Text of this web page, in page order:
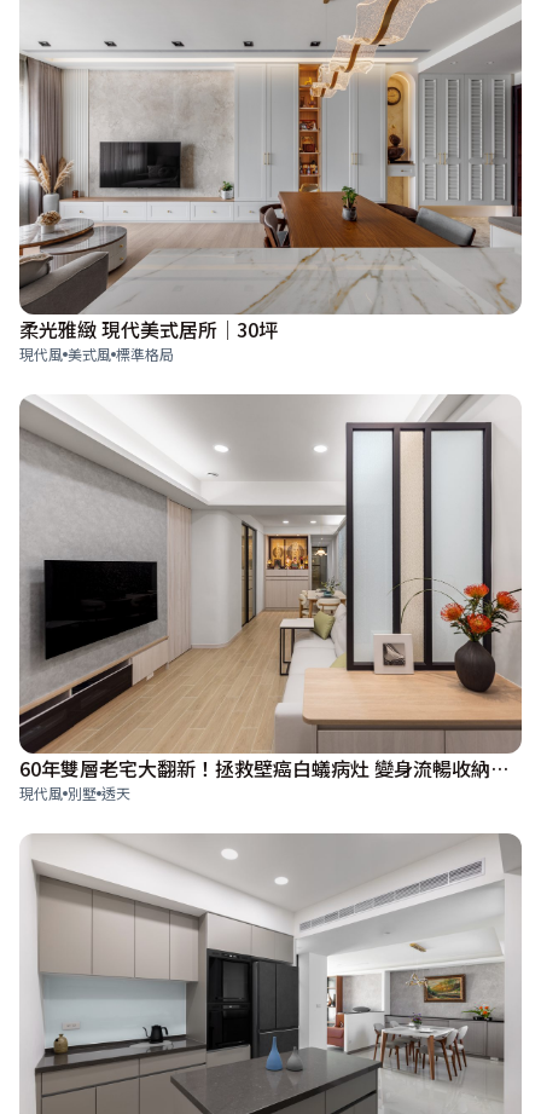
柔光雅緻 現代美式居所│30坪
現代風 美式風 標準格局
60年雙層老宅大翻新！拯救壁癌白蟻病灶 變身流暢收納智能宅
現代風 別墅 透天